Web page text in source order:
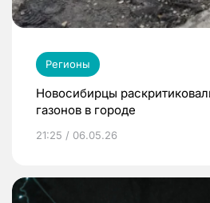
Регионы
Новосибирцы
газонов в городе
21:25 / 06.05.26